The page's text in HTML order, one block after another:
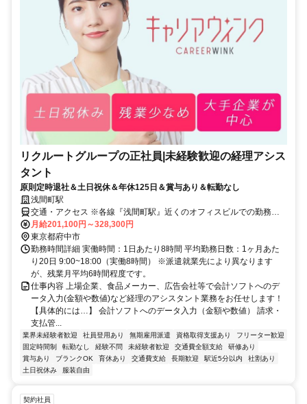
リクルートグループの正社員|未経験歓迎の経理アシス
タント
原則定時退社＆土日祝休＆年休125日＆賞与あり＆転勤なし
浅間町駅
交通・アクセス ※各線『浅間町駅』近くのオフィスビルでの勤務と
なります
月給201,100円～328,300円
東京都府中市
勤務時間詳細 実働時間：1日あたり8時間 平均勤務日数：1ヶ月あた
り20日 9:00~18:00（実働8時間） ※派遣就業先により異なります
が、残業月平均6時間程度です。
仕事内容 上場企業、食品メーカー、広告会社等で会計ソフトへのデ
ータ入力(金額や数値)など経理のアシスタント業務をお任せします！
【具体的には…】 会計ソフトへのデータ入力（金額や数値） 請求・
支払管...
業界未経験者歓迎 社員登用あり 無期雇用派遣 資格取得支援あり
フリーター歓迎
固定時間制
転勤なし 経験不問 未経験者歓迎 交通費全額支給
研修あり
賞与あり
ブランクOK 育休あり 交通費支給 長期歓迎 駅近5分以内
社割あり
土日祝休み
服装自由
契約社員